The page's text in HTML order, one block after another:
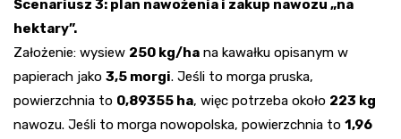
Scenariusz 3: plan nawożenia i zakup nawozu „na
hektary”.
Założenie: wysiew 250 kg/ha na kawałku opisanym w
papierach jako 3,5 morgi. Jeśli to morga pruska,
powierzchnia to 0,89355 ha, więc potrzeba około 223 kg
nawozu. Jeśli to morga nowopolska, powierzchnia to 1,96